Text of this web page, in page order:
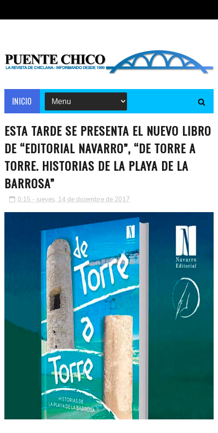
INICIO
ESTA TARDE SE PRESENTA EL NUEVO LIBRO
DE “EDITORIAL NAVARRO”, “DE TORRE A
TORRE. HISTORIAS DE LA PLAYA DE LA
BARROSA”
0:15 - jueves, 14 de diciembre de 2017